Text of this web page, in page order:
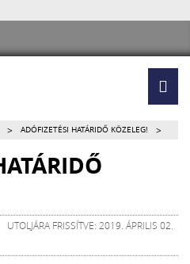
> ADÓFIZETÉSI HATÁRIDŐ KÖZELEG! >
FRISSÍTVE: 2019. ÁPRILIS 02.